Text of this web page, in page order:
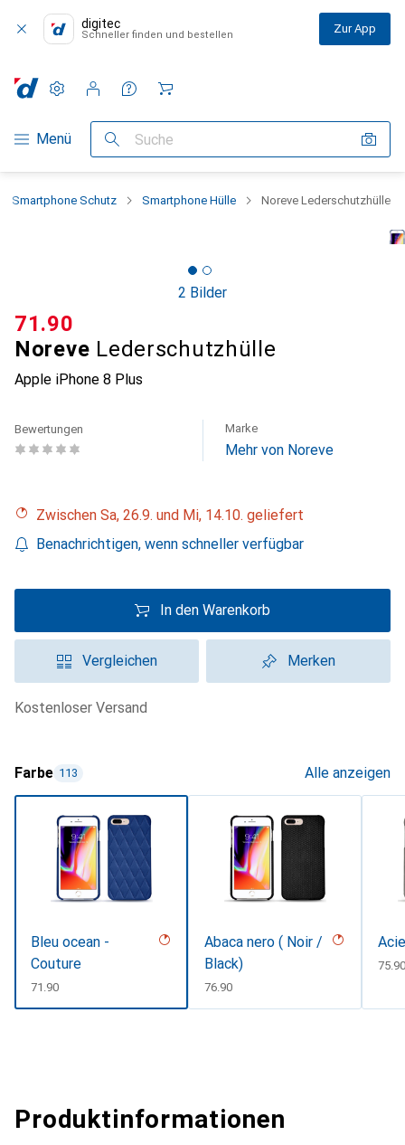
digitec
Schneller finden und bestellen Zur App
Navigation nach Kategorien
Menü Suche
Einstellungen
Kundenkonto
Vergleichslisten
Merklisten
Warenkorb
Smartphone Schutz Smartphone Hülle Noreve Lederschutzhülle
2 Bilder
Noreve Lederschutzhülle
Apple iPhone 8 Plus
CHF
71.90
Bewertungen Marke
Mehr von Noreve
Zwischen Sa, 26.9. und Mi, 14.10. geliefert
Benachrichtigen, wenn schneller verfügbar
In den Warenkorb
Vergleichen Merken
kostenloser Versand
Farbe 113 Alle anzeigen
Bleu ocean -
Couture
CHF
71.90
Abaca nero ( Noir /
Black)
CHF
76.90
CHF
Produktinformationen